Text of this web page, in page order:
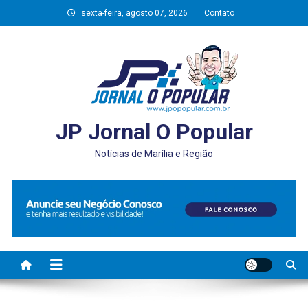
to
sexta-feira, agosto 07, 2026 Contato
JP Jornal O Popular
Notícias de Marília e Região